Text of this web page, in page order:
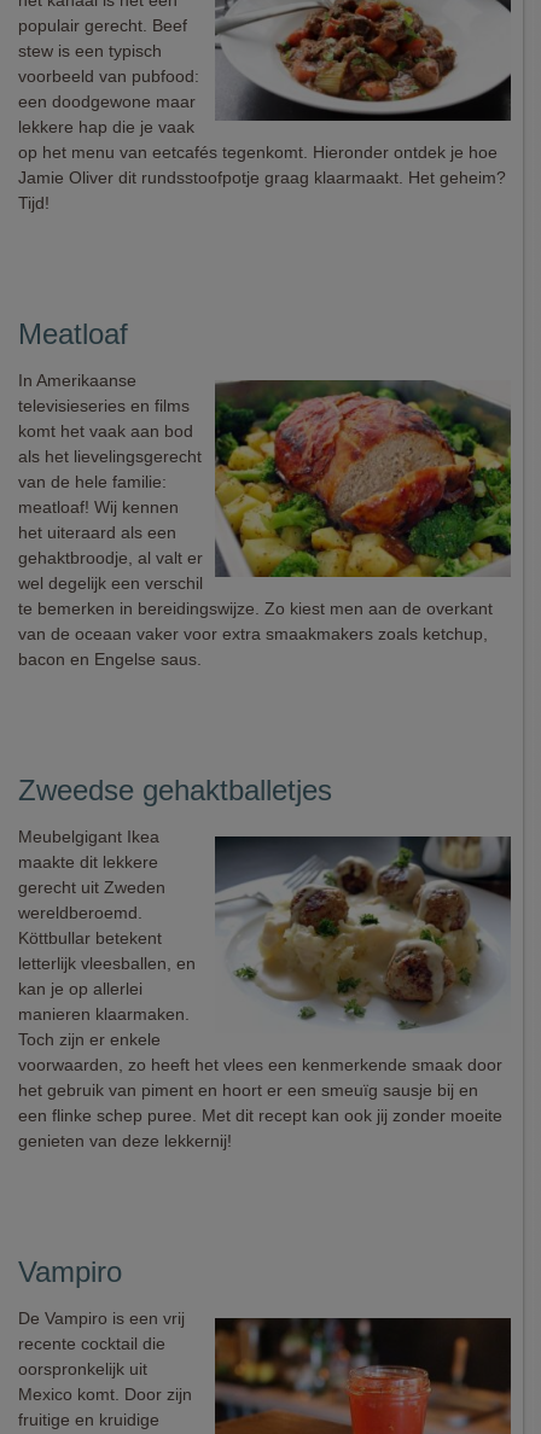
populair gerecht. Beef
stew is een typisch
voorbeeld van pubfood:
een doodgewone maar
lekkere hap die je vaak
op het menu van eetcafés tegenkomt. Hieronder ontdek je hoe
Jamie Oliver dit rundsstoofpotje graag klaarmaakt. Het geheim?
Tijd!
Meatloaf
In Amerikaanse
televisieseries en films
komt het vaak aan bod
als het lievelingsgerecht
van de hele familie:
meatloaf! Wij kennen
het uiteraard als een
gehaktbroodje, al valt er
wel degelijk een verschil
te bemerken in bereidingswijze. Zo kiest men aan de overkant
van de oceaan vaker voor extra smaakmakers zoals ketchup,
bacon en Engelse saus.
Zweedse gehaktballetjes
Meubelgigant Ikea
maakte dit lekkere
gerecht uit Zweden
wereldberoemd.
Köttbullar betekent
letterlijk vleesballen, en
kan je op allerlei
manieren klaarmaken.
Toch zijn er enkele
voorwaarden, zo heeft het vlees een kenmerkende smaak door
het gebruik van piment en hoort er een smeuïg sausje bij en
een flinke schep puree. Met dit recept kan ook jij zonder moeite
genieten van deze lekkernij!
Vampiro
De Vampiro is een vrij
recente cocktail die
oorspronkelijk uit
Mexico komt. Door zijn
fruitige en kruidige